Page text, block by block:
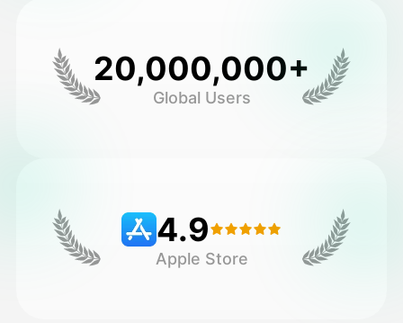
20,000,000+
Global Users
4.9
Apple Store